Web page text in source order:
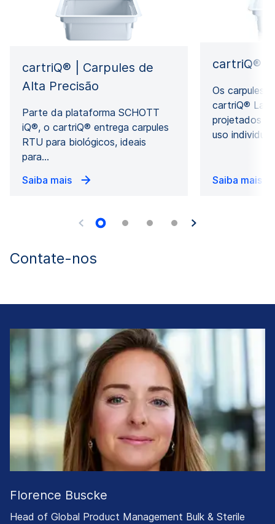
cartriQ® | Carpules de
Alta Precisão
Parte da plataforma SCHOTT
iQ®, o cartriQ® entrega carpules
RTU para biológicos, ideais
para…
Saiba mais
cartriQ®
Os carpules
cartriQ®
projetados
uso
Saiba mais
Contate-nos
Florence Buscke
Head of Global Product Management Bulk & Sterile